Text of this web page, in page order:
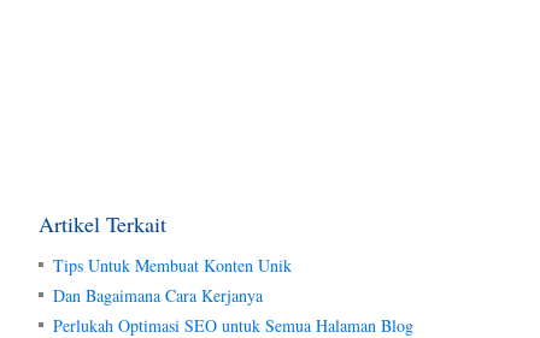
Artikel Terkait
Tips Untuk Membuat Konten Unik
Dan Bagaimana Cara Kerjanya
Perlukah Optimasi SEO untuk Semua Halaman Blog